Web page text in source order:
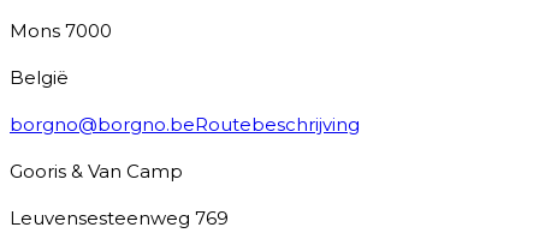
Mons 7000
België
borgno@borgno.beRoutebeschrijving
Gooris & Van Camp
Leuvensesteenweg 769